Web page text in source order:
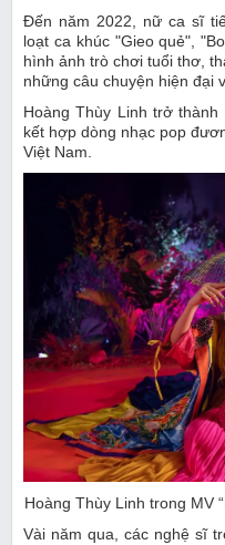
Đến năm 2022, nữ ca sĩ
loạt ca khúc "Gieo quẻ",
hình ảnh trò chơi tuổi thơ,
những câu chuyện hiện đại
Hoàng Thùy Linh trở
kết hợp dòng nhạc pop
Việt Nam.
Hoàng Thùy Linh trong MV
Vài năm qua, các nghệ sĩ